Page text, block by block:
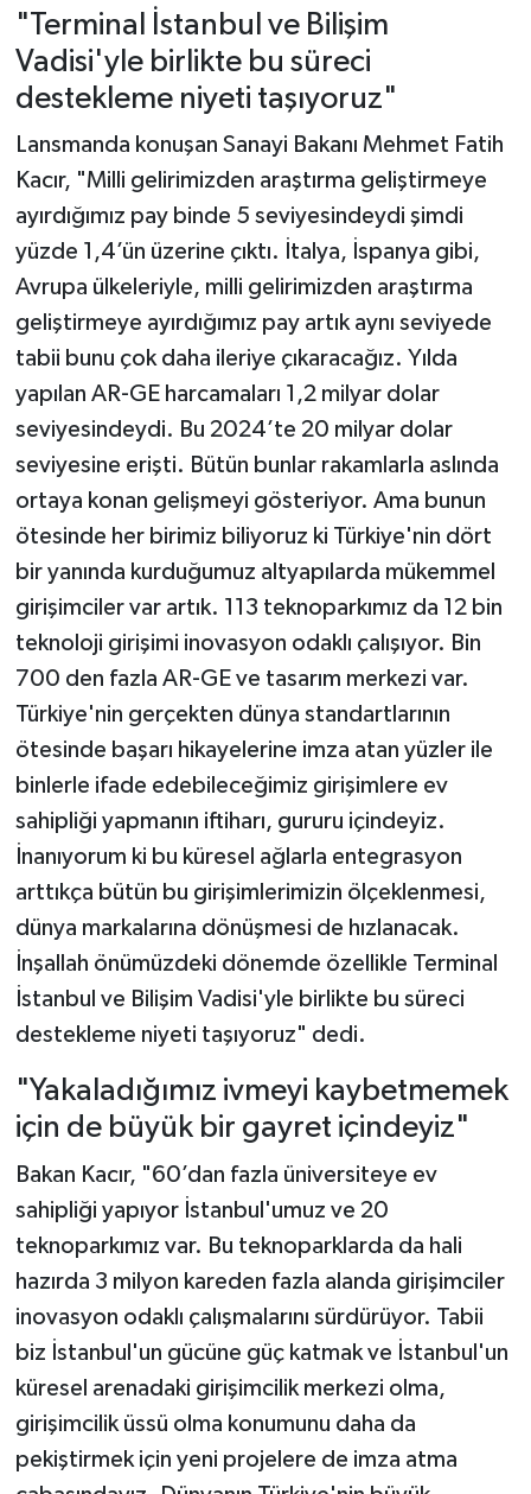
"Terminal İstanbul ve Bilişim
Vadisi'yle birlikte bu süreci
destekleme niyeti taşıyoruz"
Lansmanda konuşan Sanayi Bakanı Mehmet Fatih
Kacır, "Milli gelirimizden araştırma geliştirmeye
ayırdığımız pay binde 5 seviyesindeydi şimdi
yüzde 1,4’ün üzerine çıktı. İtalya, İspanya gibi,
Avrupa ülkeleriyle, milli gelirimizden araştırma
geliştirmeye ayırdığımız pay artık aynı seviyede
tabii bunu çok daha ileriye çıkaracağız. Yılda
yapılan AR-GE harcamaları 1,2 milyar dolar
seviyesindeydi. Bu 2024’te 20 milyar dolar
seviyesine erişti. Bütün bunlar rakamlarla aslında
ortaya konan gelişmeyi gösteriyor. Ama bunun
ötesinde her birimiz biliyoruz ki Türkiye'nin dört
bir yanında kurduğumuz altyapılarda mükemmel
girişimciler var artık. 113 teknoparkımız da 12 bin
teknoloji girişimi inovasyon odaklı çalışıyor. Bin
700 den fazla AR-GE ve tasarım merkezi var.
Türkiye'nin gerçekten dünya standartlarının
ötesinde başarı hikayelerine imza atan yüzler ile
binlerle ifade edebileceğimiz girişimlere ev
sahipliği yapmanın iftiharı, gururu içindeyiz.
İnanıyorum ki bu küresel ağlarla entegrasyon
arttıkça bütün bu girişimlerimizin ölçeklenmesi,
dünya markalarına dönüşmesi de hızlanacak.
İnşallah önümüzdeki dönemde özellikle Terminal
İstanbul ve Bilişim Vadisi'yle birlikte bu süreci
destekleme niyeti taşıyoruz" dedi.
"Yakaladığımız ivmeyi kaybetmemek
için de büyük bir gayret içindeyiz"
Bakan Kacır, "60’dan fazla üniversiteye ev
sahipliği yapıyor İstanbul'umuz ve 20
teknoparkımız var. Bu teknoparklarda da hali
hazırda 3 milyon kareden fazla alanda girişimciler
inovasyon odaklı çalışmalarını sürdürüyor. Tabii
biz İstanbul'un gücüne güç katmak ve İstanbul'un
küresel arenadaki girişimcilik merkezi olma,
girişimcilik üssü olma konumunu daha da
pekiştirmek için yeni projelere de imza atma